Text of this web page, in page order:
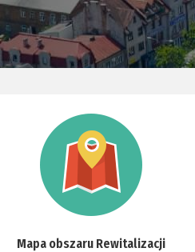
Mapa obszaru Rewitalizacji